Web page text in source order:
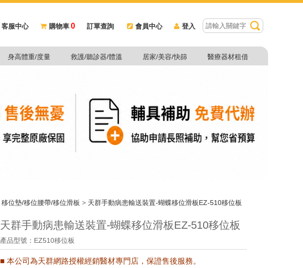
客服中心 購物車0 訂單查詢 會員中心 登入
身高體重/度量 救護/聽診器/體溫 居家/美容/快篩 醫療器材租借
移位墊/移位腰帶/移位滑板 > 天群手動病患輸送裝置-蝴蝶移位滑板EZ-510移位板
天群手動病患輸送裝置-蝴蝶移位滑板EZ-510移位板
產品型號：EZ510移位板
■ 本公司為天群網路授權經銷醫材專門店，保證售後服務。